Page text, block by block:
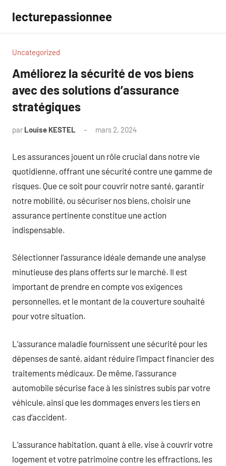
contenu
lecturepassionnee
Uncategorized
Améliorez la sécurité de vos biens
avec des solutions d’assurance
stratégiques
par Louise KESTEL mars 2, 2024
Les assurances jouent un rôle crucial dans notre vie
quotidienne, offrant une sécurité contre une gamme de
risques. Que ce soit pour couvrir notre santé, garantir
notre mobilité, ou sécuriser nos biens, choisir une
assurance pertinente constitue une action
indispensable.
Sélectionner l’assurance idéale demande une analyse
minutieuse des plans offerts sur le marché. Il est
important de prendre en compte vos exigences
personnelles, et le montant de la couverture souhaité
pour votre situation.
L’assurance maladie fournissent une sécurité pour les
dépenses de santé, aidant réduire l’impact financier des
traitements médicaux. De même, l’assurance
automobile sécurise face à les sinistres subis par votre
véhicule, ainsi que les dommages envers les tiers en
cas d’accident.
L’assurance habitation, quant à elle, vise à couvrir votre
logement et votre patrimoine contre les effractions, les